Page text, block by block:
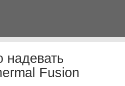
надевать
Fusion